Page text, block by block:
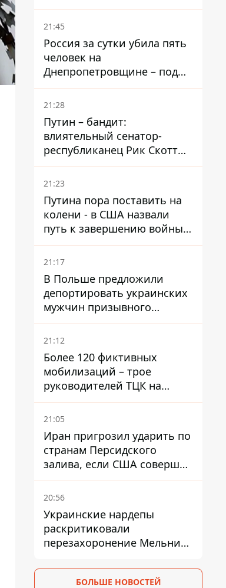
– он возглавил народное
голосование
21:45
Россия за сутки убила пять
человек на
Днепропетровщине – под
ударами оказались пять
районов области
21:28
Путин – бандит:
влиятельный сенатор-
республиканец Рик Скотт
призвал Конгресс привлечь
РФ к ответственности за
21:23
Путина пора поставить на
колени - в США назвали
путь к завершению войны -
National Security Journal
21:17
В Польше предложили
депортировать украинских
мужчин призывного
возраста - кого это может
затронуть
21:12
Более 120 фиктивных
мобилизаций – трое
руководителей ТЦК на
Волыни и Буковине
получили подозрения за
21:05
Иран пригрозил ударить по
странам Персидского
залива, если США совершат
хотя бы одну атаку - Reuters
20:56
Украинские нардепы
раскритиковали
перезахоронение Мельника
дипломатической изоляции
БОЛЬШЕ НОВОСТЕЙ